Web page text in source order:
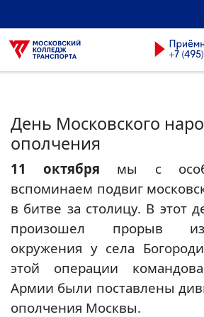
День Московского
ополчения
11 октября мы с
вспоминаем подвиг
в битве за столицу. В этот
произошел прорыв из
окружения у села
этой операции
Армии были поставлены
ополчения Москвы.